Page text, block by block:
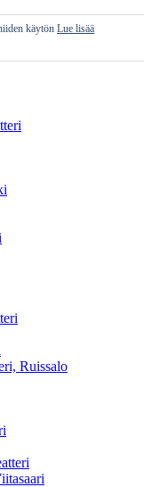
Ruissalo
käytön Lue lisää